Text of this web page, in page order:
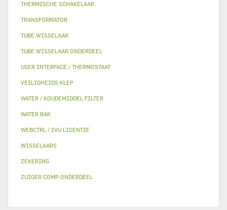
THERMISCHE SCHAKELAAR
TRANSFORMATOR
TUBE WISSELAAR
TUBE WISSELAAR ONDERDEEL
USER INTERFACE / THERMOSTAAT
VEILIGHEIDS KLEP
WATER / KOUDEMIDDEL FILTER
WATER BAK
WEBCTRL / IVU LICENTIE
WISSELAARS
ZEKERING
ZUIGER COMP ONDERDEEL